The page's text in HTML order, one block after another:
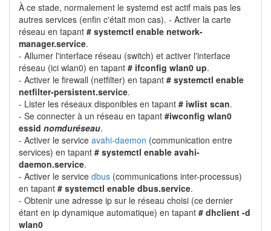
À ce stade, normalement le systemd est actif mais pas les
autres services (enfin c'était mon cas). - Activer la carte
réseau en tapant # systemctl enable network-
manager.service.
- Allumer l'interface réseau (switch) et activer l'interface
réseau (ici wlan0) en tapant # ifconfig wlan0 up.
- Activer le firewall (netfilter) en tapant # systemctl enable
netfilter-persistent.service.
- Lister les réseaux disponibles en tapant # iwlist scan.
- Se connecter à un réseau en tapant #iwconfig wlan0
essid nomduréseau.
- Activer le service avahi-daemon (communication entre
services) en tapant # systemctl enable avahi-
daemon.service.
- Activer le service dbus (communications inter-processus)
en tapant # systemctl enable dbus.service.
- Obtenir une adresse ip sur le réseau choisi (ce dernier
étant en ip dynamique automatique) en tapant # dhclient -d
wlan0